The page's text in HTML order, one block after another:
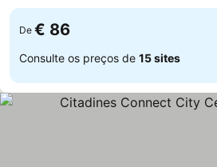
De € 86
Consulte os preços de 15 sites